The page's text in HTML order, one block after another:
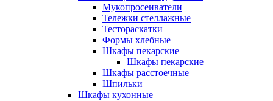
Мукопросеиватели
Тележки стеллажные
Тестораскатки
Формы хлебные
Шкафы пекарские
Шкафы пекарские
Шкафы расстоечные
Шпильки
Шкафы кухонные